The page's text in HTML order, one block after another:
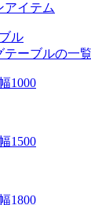
アイテム
ル
テーブルの一